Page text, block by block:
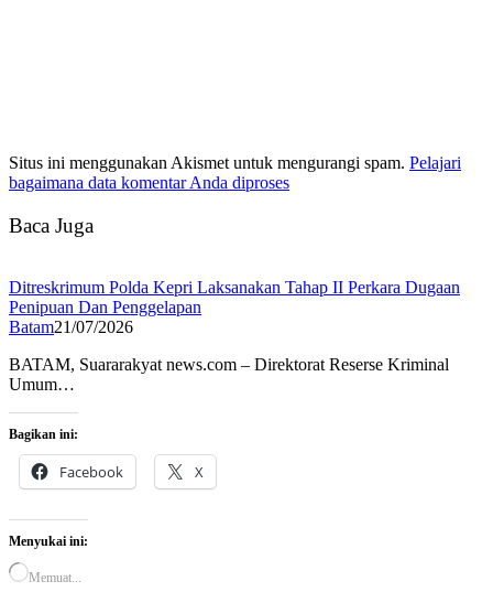
Situs ini menggunakan Akismet untuk mengurangi spam. Pelajari
bagaimana data komentar Anda diproses
Baca Juga
Ditreskrimum Polda Kepri Laksanakan Tahap II Perkara Dugaan
Penipuan Dan Penggelapan
Batam21/07/2026
BATAM, Suararakyat news.com – Direktorat Reserse Kriminal
Umum…
Bagikan ini:
Facebook X
Menyukai ini:
Memuat...